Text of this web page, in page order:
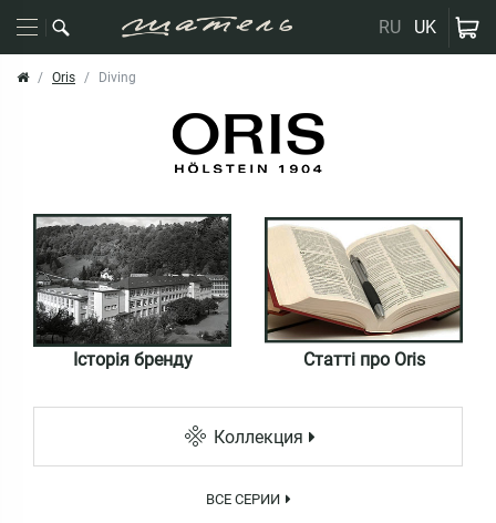
RU UK
Oris Diving
Історія бренду Статті про Oris
Коллекция
ВСЕ СЕРИИ